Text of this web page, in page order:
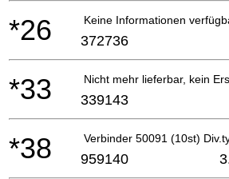
Keine Informationen
*26 372736
Nicht mehr lieferbar, kein
*33 339143
Verbinder 50091 (10st)
*38 959140